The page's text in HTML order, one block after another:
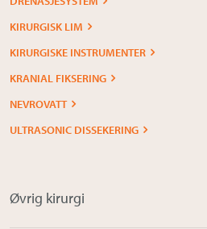
KIRURGISK LIM
KIRURGISKE INSTRUMENTER
KRANIAL FIKSERING
NEVROVATT
ULTRASONIC DISSEKERING
Øvrig kirurgi